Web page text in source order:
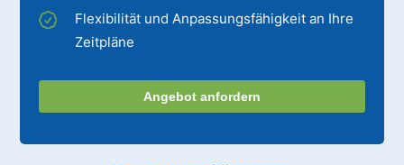
Flexibilität und Anpassungsfähigkeit an Ihre
Zeitpläne
Angebot anfordern